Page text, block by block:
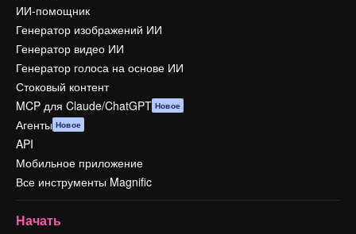
ИИ-помощник
Генератор изображений ИИ
Генератор видео ИИ
Генератор голоса на основе ИИ
Стоковый контент
MCP для Claude/ChatGPT Новое
Агенты Новое
API
Мобильное приложение
Все инструменты Magnific
Начать